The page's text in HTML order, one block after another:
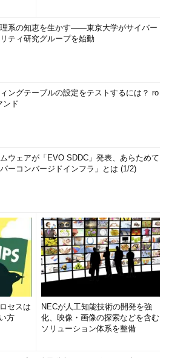
系の知恵を生かす――東京大学がサイバー
ティ研究グループを始動
ングテーブルの設定をテストするには？ ro
ンド
ウェアが「EVO SDDC」発表、あらためて
パーコンバージドインフラ」とは (1/2)
セスは
方
NECが人工知能技術の開発を強
化、映像・画像の探索などを含む
ソリューション体系を整備